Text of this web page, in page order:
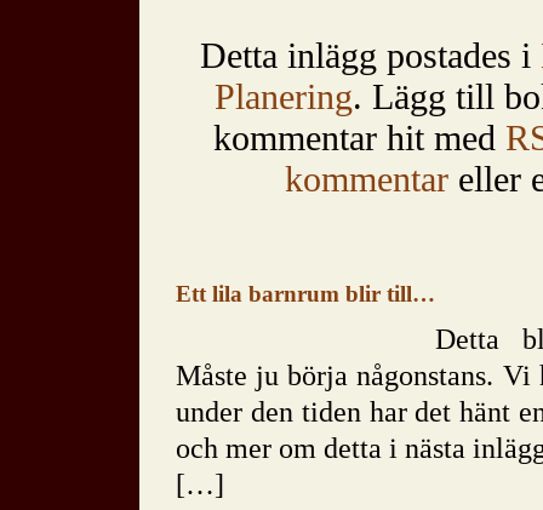
Detta inlägg postades i
Planering. Lägg till
kommentar hit med
kommentar eller
Ett lila barnrum blir till…
Detta
Måste ju börja någonstans.
under den tiden har det hänt
och mer om detta i nästa
[…]